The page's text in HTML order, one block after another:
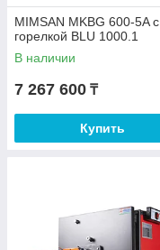
MIMSAN MKBG 600-5A с
горелкой BLU 1000.1
В наличии
7 267 600 ₸
Купить